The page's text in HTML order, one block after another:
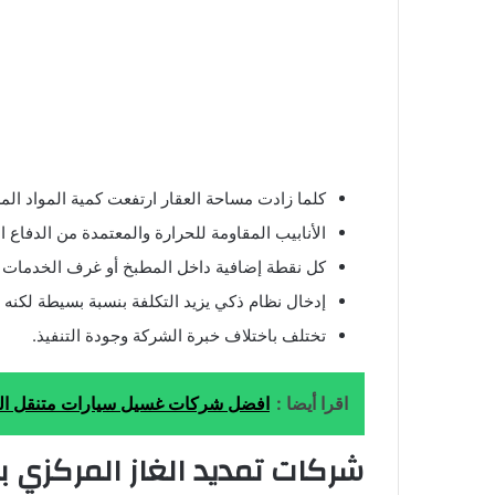
كلما زادت مساحة العقار ارتفعت كمية المواد
الأنابيب المقاومة للحرارة والمعتمدة من
كل نقطة إضافية داخل المطبخ أو غرف الخدمات
إدخال نظام ذكي يزيد التكلفة بنسبة بسيطة
تختلف باختلاف خبرة الشركة وجودة التنفيذ.
اقرا أيضا : افضل شركات غسيل سيارات متنقل الرياض 2025 تلميع وتنظيف
شركات تمديد الغاز المركزي